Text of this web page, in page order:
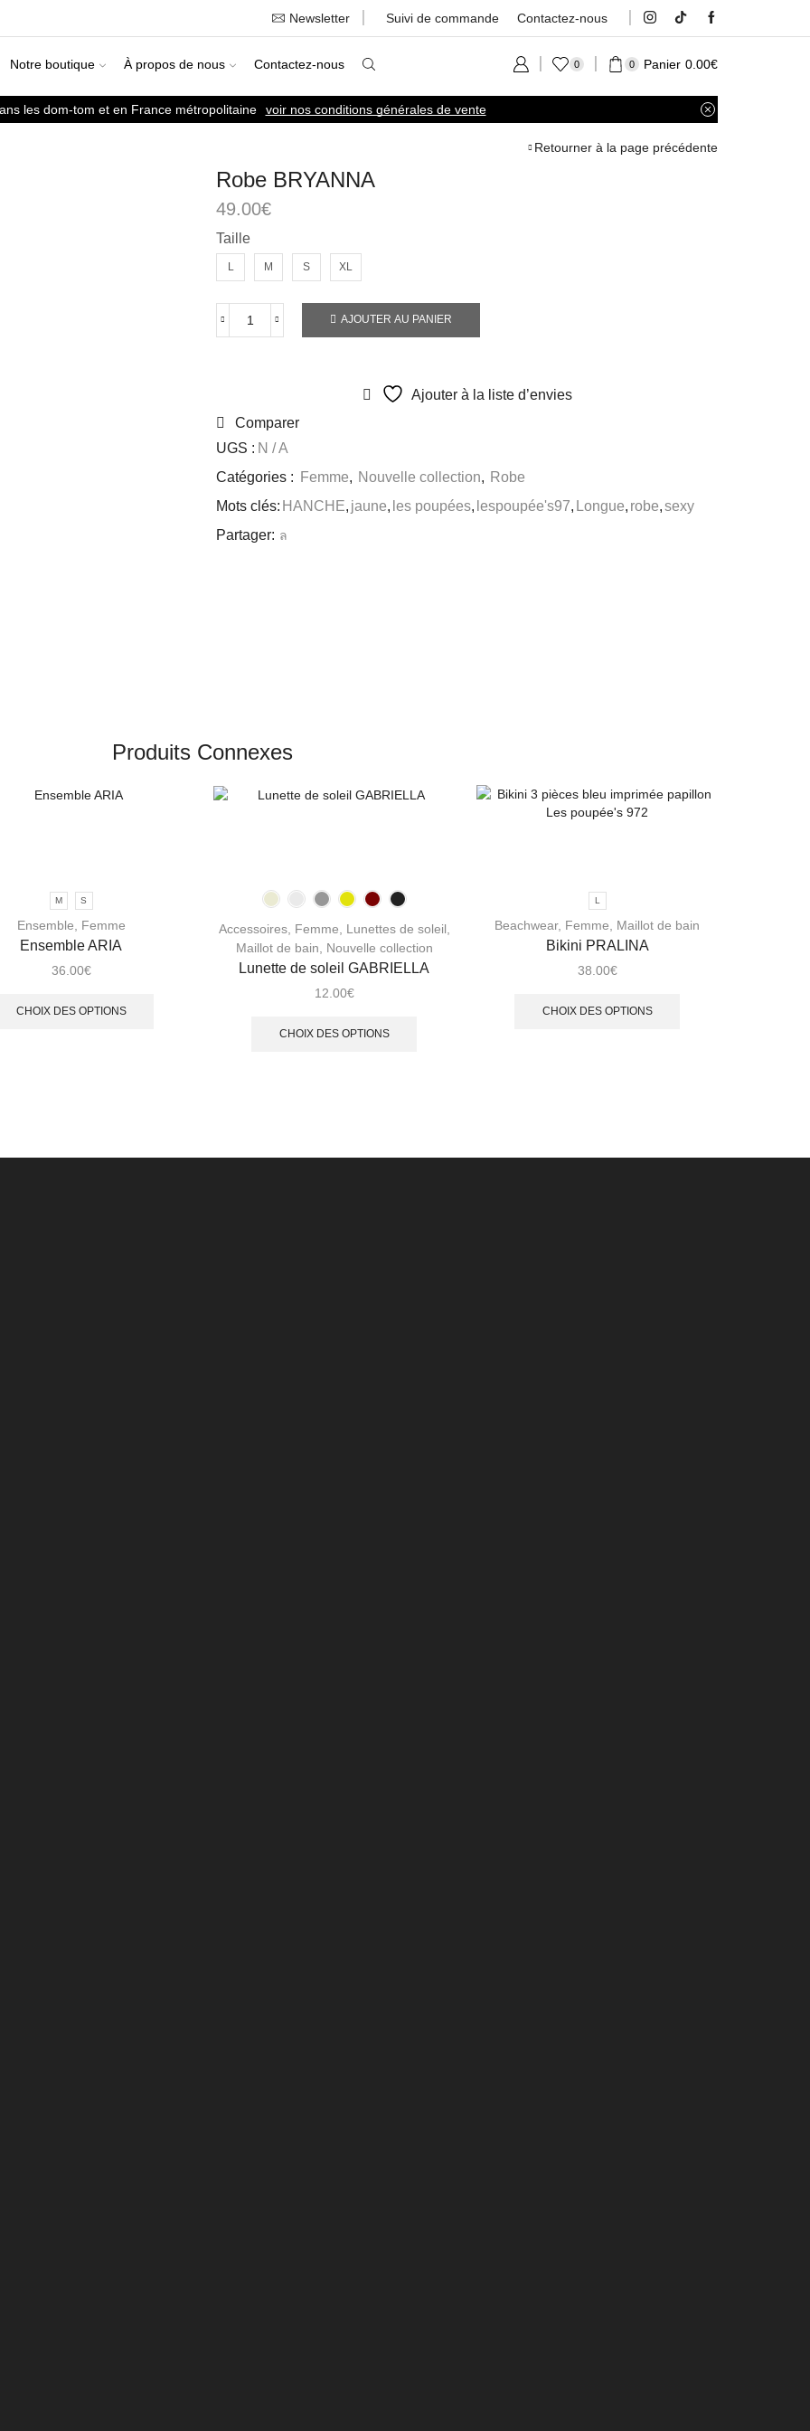
Newsletter Suivi de commande Contactez-nous
Notre boutique À propos de nous Contactez-nous 0 0 Panier 0.00€
les dom-tom et en France métropolitaine voir nos conditions générales de vente
Retourner à la page précédente
Robe BRYANNA
49.00€
Taille
L M S XL
AJOUTER AU PANIER
Ajouter à la liste d’envies
Comparer
UGS : N / A
Catégories :
Femme, Nouvelle collection, Robe
Mots clés: HANCHE, jaune, les poupées, lespoupée's97, Longue, robe,sexy
Partager:
Produits Connexes
M S
Ensemble Femme
Ensemble ARIA
36.00€
CHOIX DES OPTIONS
Accessoires, Femme Lunettes de soleil
Maillot de bain
Nouvelle collection
Lunette de soleil GABRIELLA
12.00€
CHOIX DES OPTIONS
L
Beachwear, Femme Maillot de bain
Bikini PRALINA
38.00€
CHOIX DES OPTIONS